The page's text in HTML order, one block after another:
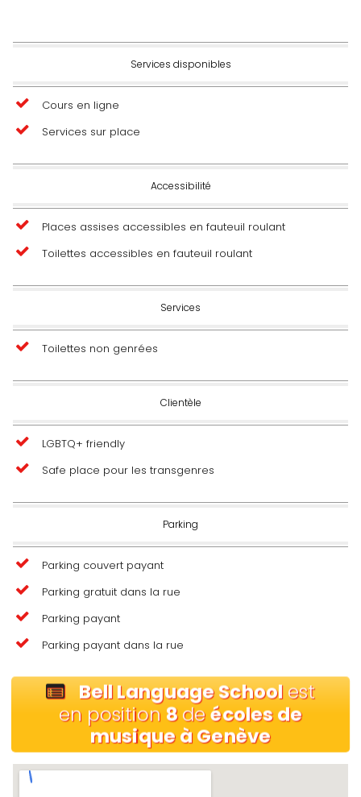
Services disponibles
Cours en ligne
Services sur place
Accessibilité
Places assises accessibles en fauteuil roulant
Toilettes accessibles en fauteuil roulant
Services
Toilettes non genrées
Clientèle
LGBTQ+ friendly
Safe place pour les transgenres
Parking
Parking couvert payant
Parking gratuit dans la rue
Parking payant
Parking payant dans la rue
Bell Language Schoolest
en position 8deécoles de
musique à Genève